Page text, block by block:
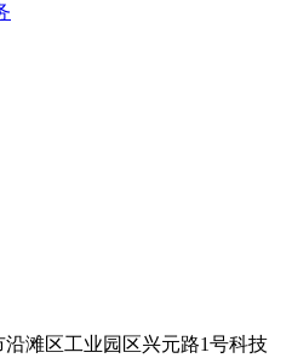
沿滩区工业园区兴元路1号科技